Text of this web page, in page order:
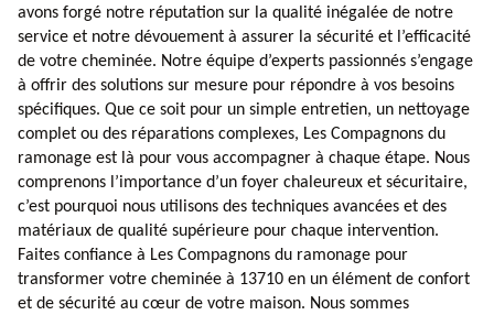
avons forgé notre réputation sur la qualité inégalée de notre
service et notre dévouement à assurer la sécurité et l’efficacité
de votre cheminée. Notre équipe d’experts passionnés s’engage
à offrir des solutions sur mesure pour répondre à vos besoins
spécifiques. Que ce soit pour un simple entretien, un nettoyage
complet ou des réparations complexes, Les Compagnons du
ramonage est là pour vous accompagner à chaque étape. Nous
comprenons l’importance d’un foyer chaleureux et sécuritaire,
c’est pourquoi nous utilisons des techniques avancées et des
matériaux de qualité supérieure pour chaque intervention.
Faites confiance à Les Compagnons du ramonage pour
transformer votre cheminée à 13710 en un élément de confort
et de sécurité au cœur de votre maison. Nous sommes